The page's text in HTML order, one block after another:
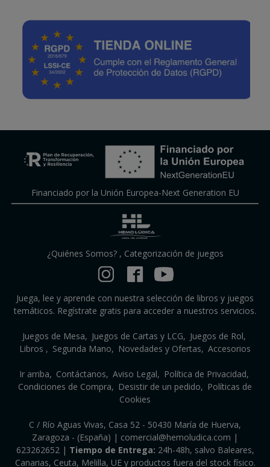
Financiado por la Unión Europea-Next Generation EU
¿Quiénes Somos?, Categorización de juegos
Juega, lee y aprende con nuestra selección de libros y juegos
temáticos. Regístrate gratis para acceder a nuestros servicios.
Juegos de Mesa Juegos de Cartas y LCG
Juegos de Rol
Libros
Segunda Mano Novedades y Ofertas Accesorios
Ir arriba Contáctanos Aviso Legal
Política de Privacidad
Condiciones de Compra
Desistir de un pedido
Políticas de
Cookies
C / Río Aguas Vivas, Casa 52 - 50430 María de Huerva,
Zaragoza - (España) | comercial@hemoludica.com |
623262652| Tiempo de Entrega: 24h-48h, salvo Baleares,
Canarias, Ceuta, Melilla, UE y productos fuera del stock físico.